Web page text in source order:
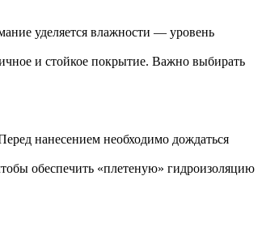
уделяется влажности — уровень
и стойкое покрытие. Важно выбирать
нанесением необходимо дождаться
обеспечить «плетеную» гидроизоляцию